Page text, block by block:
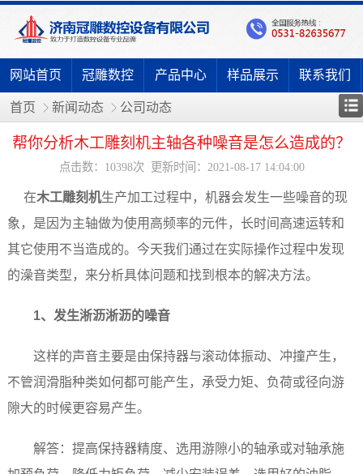
网站首页 冠雕数控 产品中心 样品展示 联系我们
首页 新闻动态 公司动态
帮你分析木工雕刻机主轴各种噪音是怎么造成的？
点击数：10398次 更新时间：2021-08-17 14:04:00
在木工雕刻机生产加工过程中，机器会发生一些噪音的现
象，是因为主轴做为使用高频率的元件，长时间高速运转和
其它使用不当造成的。今天我们通过在实际操作过程中发现
的澡音类型，来分析具体问题和找到根本的解决方法。
1、发生淅沥淅沥的噪音
这样的声音主要是由保持器与滚动体振动、冲撞产生，
不管润滑脂种类如何都可能产生，承受力矩、负荷或径向游
隙大的时候更容易产生。
解答：提高保持器精度、选用游隙小的轴承或对轴承施